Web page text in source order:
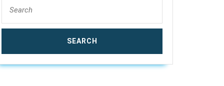
for: